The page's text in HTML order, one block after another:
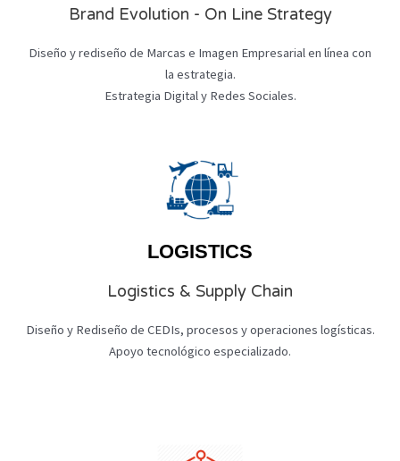
Brand Evolution - On Line Strategy
Diseño y rediseño de Marcas e Imagen Empresarial en línea con
la estrategia.
Estrategia Digital y Redes Sociales.
LOGISTICS
Logistics & Supply Chain
Diseño y Rediseño de CEDIs, procesos y operaciones logísticas.
Apoyo tecnológico especializado.